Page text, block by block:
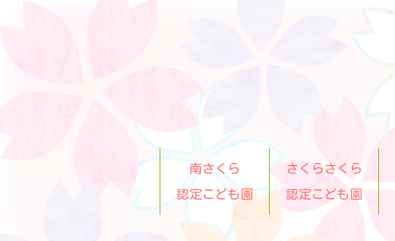
南さくら
認定こども園
さくらさくら
認定こども園